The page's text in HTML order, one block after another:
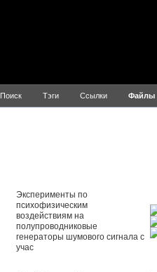
Поиск Тэги Ссылки Файлы
Эксперименты по
психофизическим
воздействиям на
полупроводниковые
генераторы шумового сигнала с
учас